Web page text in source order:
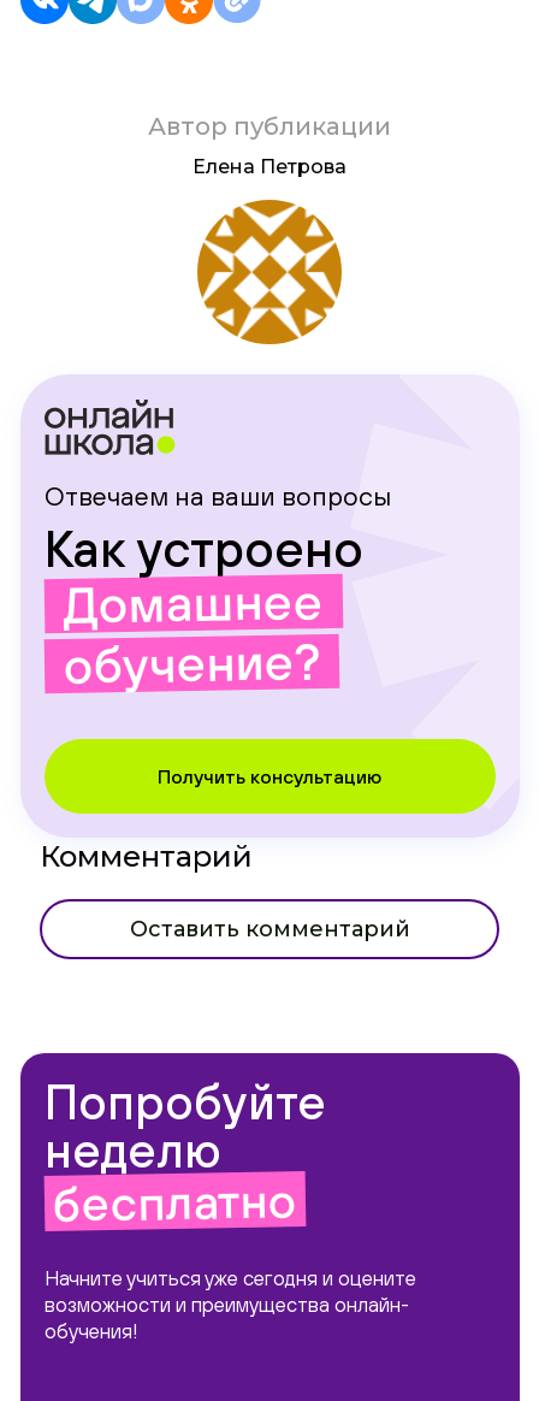
Автор публикации
Елена Петрова
Отвечаем на ваши вопросы
Как устроено
Домашнее
обучение?
Получить консультацию
Комментарий
Оставить комментарий
Попробуйте
неделю
бесплатно
Начните учиться уже сегодня и оцените
возможности и преимущества онлайн-
обучения!